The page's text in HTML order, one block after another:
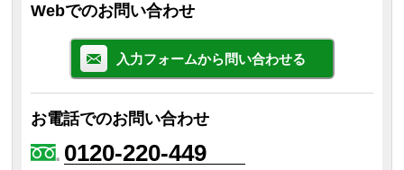
Webでのお問い合わせ
入力フォームから問い合わせる
お電話でのお問い合わせ
0120-220-449